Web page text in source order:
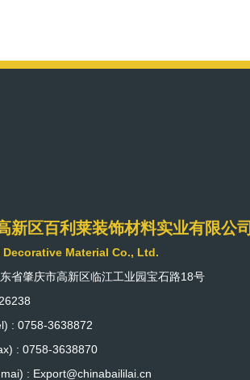
新区百利莱装饰材料实业有限公司
Material Co., Ltd.
省肇庆市高新区临江工业园宝石路18号
: 0758-3638872
: 0758-3638870
: Export@chinabaililai.cn